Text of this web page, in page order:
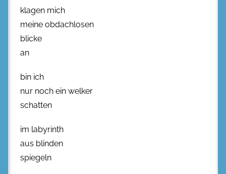
klagen mich
meine obdachlosen
blicke
an
bin ich
nur noch ein welker
schatten
im labyrinth
aus blinden
spiegeln